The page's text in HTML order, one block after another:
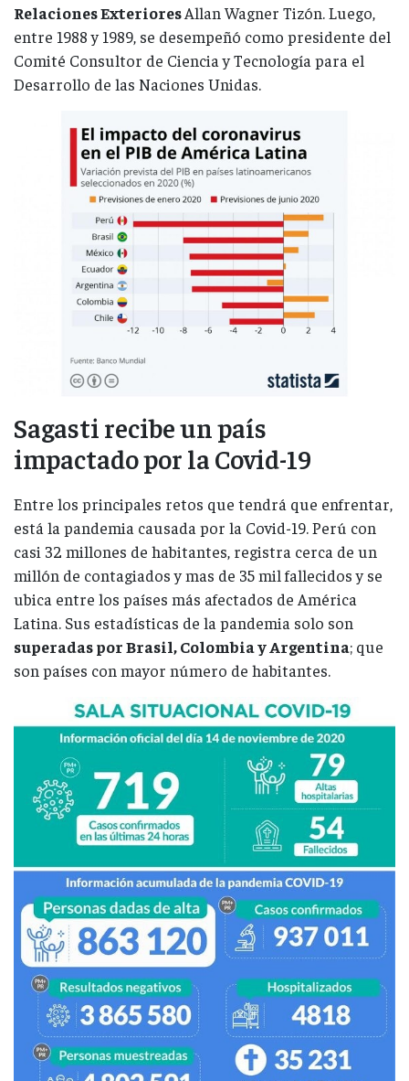
Relaciones ExterioresAllan Wagner Tizón. Luego,
entre 1988 y 1989, se desempeñó como presidente del
Comité Consultor de Ciencia y Tecnología para el
Desarrollo de las Naciones Unidas.
Sagasti recibe un país
impactado por la Covid-19
Entre los principales retos que tendrá que enfrentar,
está la pandemia causada por la Covid-19. Perú con
casi 32 millones de habitantes, registra cerca de un
millón de contagiados y mas de 35 mil fallecidos y se
ubica entre los países más afectados de América
Latina. Sus estadísticas de la pandemia solo son
superadas por Brasil, Colombia y Argentina; que
son países con mayor número de habitantes.